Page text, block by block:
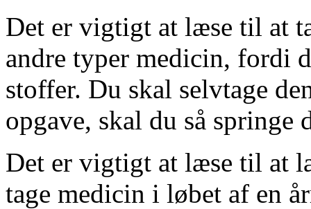
Det er vigtigt at læse til at
andre typer medicin, fordi
stoffer. Du skal selvtage
opgave, skal du så
Det er vigtigt at læse til at
tage medicin i løbet af en